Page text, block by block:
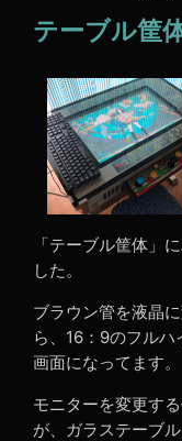
テーブル筐
「テーブル筐体」
した。
ブラウン管を液晶
ら、16：9のフル
画面になってます。
モニターを変更す
が、ガラステーブ